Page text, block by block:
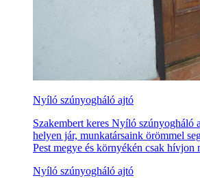
Nyíló szúnyogháló ajtó
Szakembert keres Nyíló szúnyogháló
helyen jár, munkatársaink örömmel
Pest megye és környékén csak hívjon
Nyíló szúnyogháló ajtó